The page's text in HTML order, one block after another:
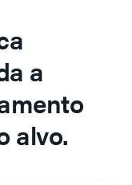
a
alvo.